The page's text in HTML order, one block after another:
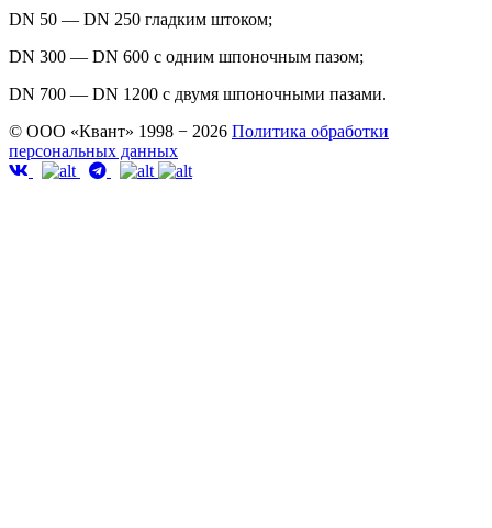
DN 50 — DN 250 гладким штоком;
DN 300 — DN 600 с одним шпоночным пазом;
DN 700 — DN 1200 с двумя шпоночными пазами.
© ООО «Квант» 1998 − 2026 Политика обработки
персональных данных